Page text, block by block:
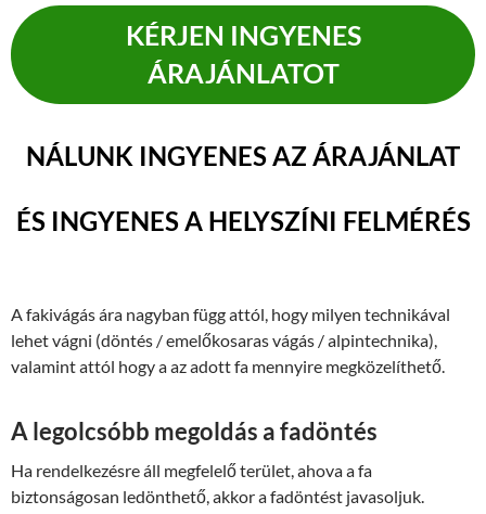
KÉRJEN INGYENES
ÁRAJÁNLATOT
NÁLUNK INGYENES AZ ÁRAJÁNLAT
ÉS INGYENES A HELYSZÍNI FELMÉRÉS
A fakivágás ára nagyban függ attól, hogy milyen technikával
lehet vágni (döntés / emelőkosaras vágás / alpintechnika),
valamint attól hogy a az adott fa mennyire megközelíthető.
A legolcsóbb megoldás a fadöntés
Ha rendelkezésre áll megfelelő terület, ahova a fa
biztonságosan ledönthető, akkor a fadöntést javasoljuk.